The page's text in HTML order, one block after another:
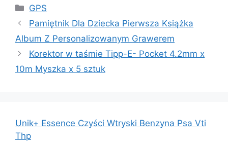
Kategorie
GPS
Pamiętnik Dla Dziecka Pierwsza Książka
Album Z Personalizowanym Grawerem
Korektor w taśmie Tipp-E- Pocket 4.2mm x
10m Myszka x 5 sztuk
Unik+ Essence Czyści Wtryski Benzyna Psa Vti
Thp